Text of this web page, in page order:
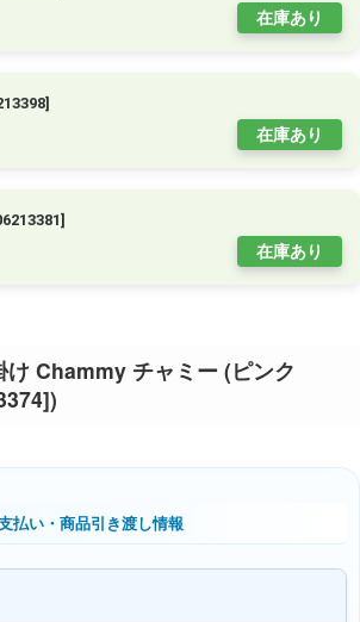
在庫あり
在庫あり
在庫あり
け Chammy チャミー (ピンク
払い・商品引き渡し情報